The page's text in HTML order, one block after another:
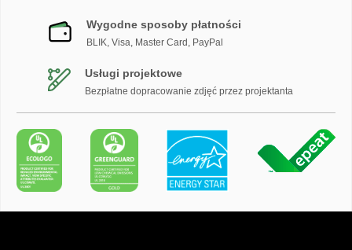
Wygodne sposoby płatności
BLIK, Visa, Master Card, PayPal
Usługi projektowe
Bezpłatne dopracowanie zdjęć przez projektanta